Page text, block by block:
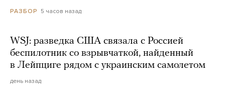
РАЗБОР 5 часов назад
WSJ: разведка США связала с Россией
беспилотник со взрывчаткой, найденный
в Лейпциге рядом с украинским самолетом
день назад